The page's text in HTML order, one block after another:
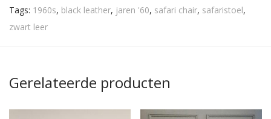
Tags: 1960s, black leather, jaren '60, safari chair, safaristoel,
zwart leer
Gerelateerde producten